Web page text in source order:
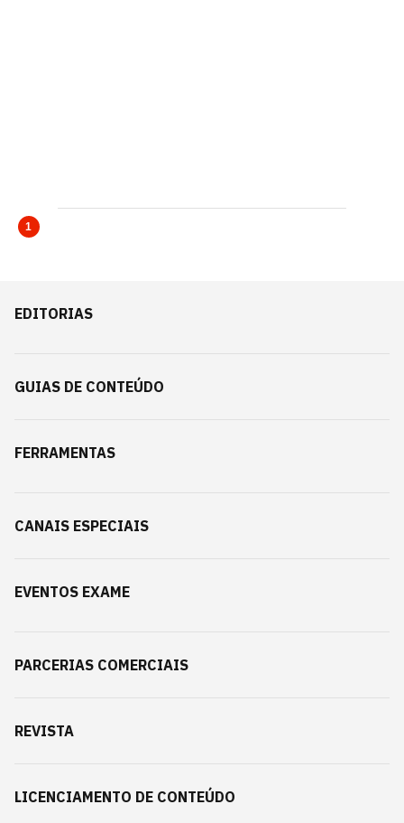
1
EDITORIAS
GUIAS DE CONTEÚDO
FERRAMENTAS
CANAIS ESPECIAIS
EVENTOS EXAME
PARCERIAS COMERCIAIS
REVISTA
LICENCIAMENTO DE CONTEÚDO